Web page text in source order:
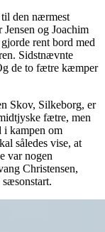
den nærmest
og Joachim
rent bord med
Sidstnævnte
de to fætre kæmper
Skov, Silkeborg, er
fætre, men
i kampen om
således vise, at
var nogen
Christensen,